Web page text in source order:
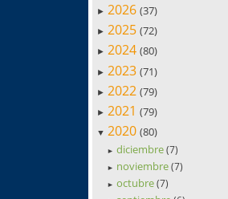
► 2026 (37)
► 2025 (72)
► 2024 (80)
► 2023 (71)
► 2022 (79)
► 2021 (79)
▼ 2020 (80)
► diciembre(7)
► noviembre(7)
► octubre(7)